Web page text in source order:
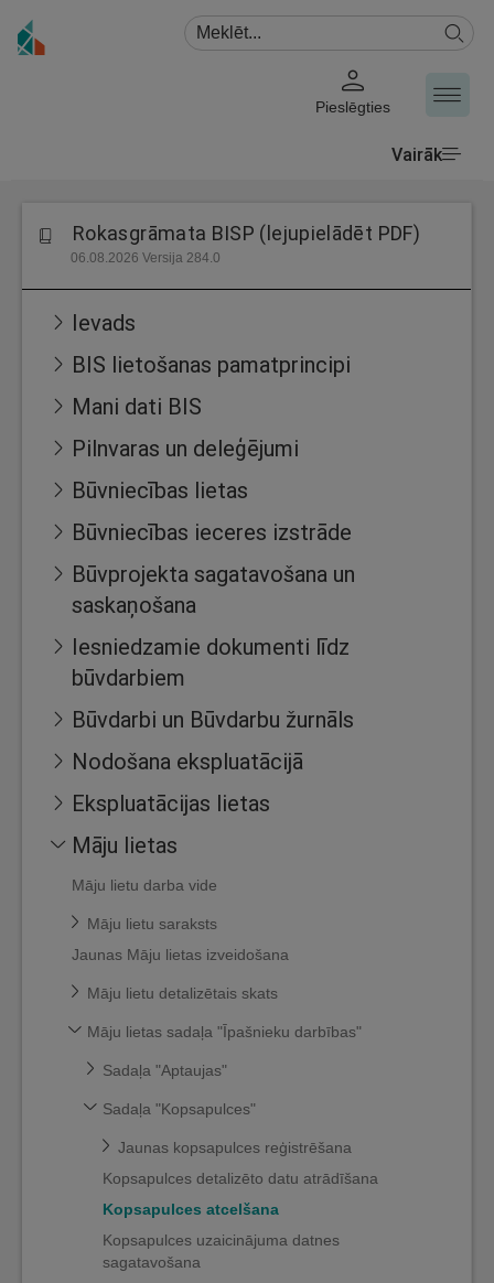
Pieslēgties
Vairāk
Rokasgrāmata BISP (lejupielādēt PDF)
06.08.2026 Versija 284.0
Ievads
BIS lietošanas pamatprincipi
Mani dati BIS
Pilnvaras un deleģējumi
Būvniecības lietas
Būvniecības ieceres izstrāde
Būvprojekta sagatavošana un
saskaņošana
Iesniedzamie dokumenti līdz
būvdarbiem
Būvdarbi un Būvdarbu žurnāls
Nodošana ekspluatācijā
Ekspluatācijas lietas
Māju lietas
Māju lietu darba vide
Māju lietu saraksts
Jaunas Māju lietas izveidošana
Māju lietu detalizētais skats
Māju lietas sadaļa "Īpašnieku darbības"
Sadaļa "Aptaujas"
Sadaļa "Kopsapulces"
Jaunas kopsapulces reģistrēšana
Kopsapulces detalizēto datu atrādīšana
Kopsapulces atcelšana
Kopsapulces uzaicinājuma datnes
sagatavošana